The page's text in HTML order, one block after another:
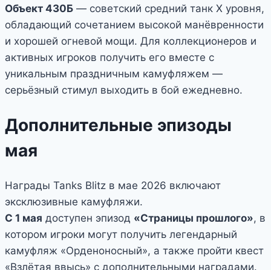
Объект 430Б — советский средний танк X уровня,
обладающий сочетанием высокой манёвренности
и хорошей огневой мощи. Для коллекционеров и
активных игроков получить его вместе с
уникальным праздничным камуфляжем —
серьёзный стимул выходить в бой ежедневно.
Дополнительные эпизоды
мая
Награды Tanks Blitz в мае 2026 включают
эксклюзивные камуфляжи.
С 1 мая доступен эпизод «Страницы прошлого», в
котором игроки могут получить легендарный
камуфляж «Орденоносный», а также пройти квест
«Взлётая ввысь» с дополнительными наградами.